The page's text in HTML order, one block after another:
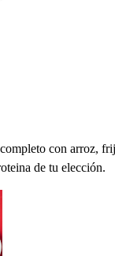
con arroz,
de tu elección.